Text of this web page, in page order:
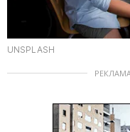
UNSPLASH